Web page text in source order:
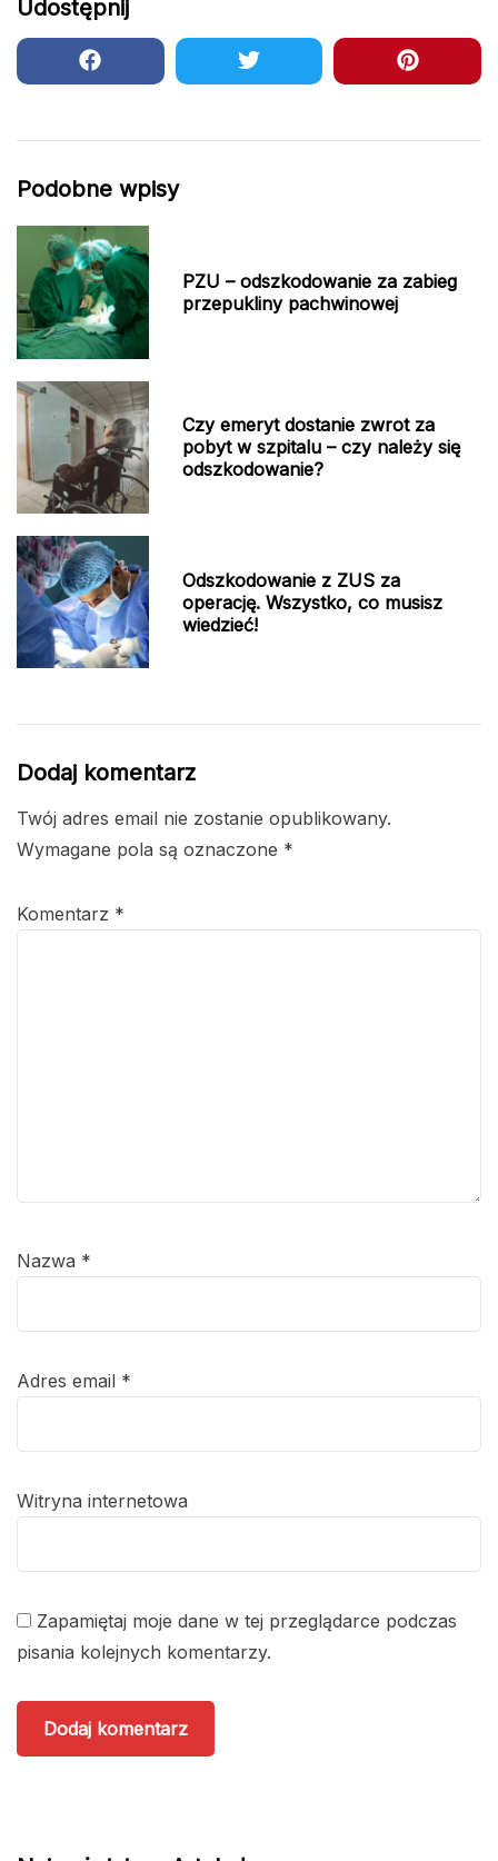
Udostępnij
Podobne wpisy
PZU – odszkodowanie za zabieg
przepukliny pachwinowej
Czy emeryt dostanie zwrot za
pobyt w szpitalu – czy należy się
odszkodowanie?
Odszkodowanie z ZUS za
operację. Wszystko, co musisz
wiedzieć!
Dodaj komentarz
Twój adres email nie zostanie opublikowany.
Wymagane pola są oznaczone *
Komentarz *
Nazwa *
Adres email *
Witryna internetowa
Zapamiętaj moje dane w tej przeglądarce podczas
pisania kolejnych komentarzy.